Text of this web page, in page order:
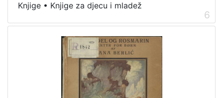
Knjige • Knjige za djecu i mladež
6